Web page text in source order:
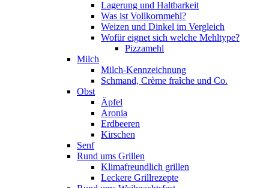
Lagerung und Haltbarkeit
Was ist Vollkornmehl?
Weizen und Dinkel im Vergleich
Wofür eignet sich welche Mehltype?
Pizzamehl
Milch
Milch-Kennzeichnung
Schmand, Crème fraȋche und Co.
Obst
Äpfel
Aronia
Erdbeeren
Kirschen
Senf
Rund ums Grillen
Klimafreundlich grillen
Leckere Grillrezepte